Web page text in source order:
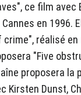
ce film
en 1996.
réalisé en
"Five
proposera
Kirsten Dunst,